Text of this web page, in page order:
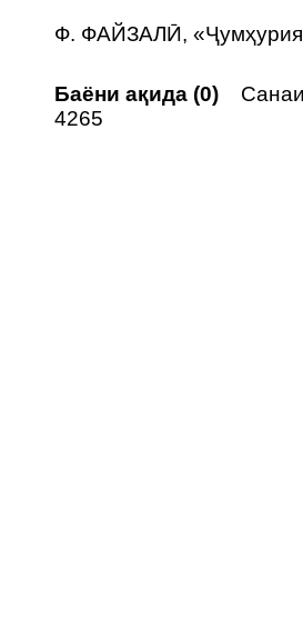
Ф. ФАЙЗАЛӢ,
Баёни ақида (0)
4265